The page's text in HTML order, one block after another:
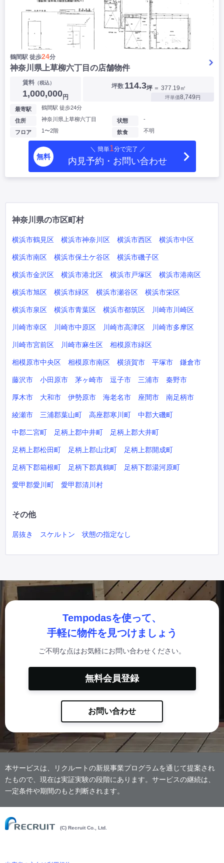
鶴間駅 徒歩24分
神奈川県上草柳六丁目の店舗物件
賃料 （税込）
1,000,000円
坪数 114.3坪 ＝ 377.19㎡
坪単価8,749円
最寄駅 鶴間駅 徒歩24分
住所 神奈川県上草柳六丁目
フロア 1〜2階
状態 -
飲食 不明
無料
＼ 簡単1分で完了 ／
内見予約・お問い合わせ
神奈川県の市区町村
横浜市鶴見区 横浜市神奈川区 横浜市西区 横浜市中区
横浜市南区 横浜市保土ケ谷区 横浜市磯子区
横浜市金沢区 横浜市港北区 横浜市戸塚区 横浜市港南区
横浜市旭区 横浜市緑区 横浜市瀬谷区 横浜市栄区
横浜市泉区 横浜市青葉区 横浜市都筑区 川崎市川崎区
川崎市幸区 川崎市中原区 川崎市高津区 川崎市多摩区
川崎市宮前区 川崎市麻生区 相模原市緑区
相模原市中央区 相模原市南区 横須賀市 平塚市 鎌倉市
藤沢市 小田原市 茅ヶ崎市 逗子市 三浦市 秦野市
厚木市 大和市 伊勢原市 海老名市 座間市 南足柄市
綾瀬市 三浦郡葉山町 高座郡寒川町 中郡大磯町
中郡二宮町 足柄上郡中井町 足柄上郡大井町
足柄上郡松田町 足柄上郡山北町 足柄上郡開成町
足柄下郡箱根町 足柄下郡真鶴町 足柄下郡湯河原町
愛甲郡愛川町 愛甲郡清川村
その他
居抜き スケルトン 状態の指定なし
Tempodasを使って、
手軽に物件を見つけましょう
ご不明な点はお気軽にお問い合わせください。
無料会員登録
お問い合わせ
本サービスは、リクルートの新規事業プログラムを通じて提案され
たもので、現在は実証実験の段階にあります。サービスの継続は、
一定条件や期間のもと判断されます。
(C) Recruit Co., Ltd.